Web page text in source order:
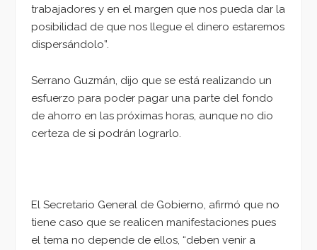
trabajadores y en el margen que nos pueda dar la
posibilidad de que nos llegue el dinero estaremos
dispersándolo”.
Serrano Guzmán, dijo que se está realizando un
esfuerzo para poder pagar una parte del fondo
de ahorro en las próximas horas, aunque no dio
certeza de si podrán lograrlo.
El Secretario General de Gobierno, afirmó que no
tiene caso que se realicen manifestaciones pues
el tema no depende de ellos, “deben venir a